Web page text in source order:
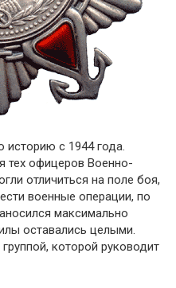
историю с 1944 года.
тех офицеров Военно-
отличиться на поле боя,
военные операции, по
максимально
оставались целыми.
которой руководит